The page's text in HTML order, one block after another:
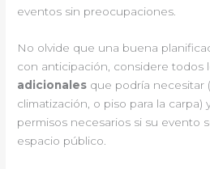
eventos sin preocupaciones.
No olvide que una buena
con anticipación, considere todos
adicionales que podría necesitar
climatización, o piso para la carpa)
permisos necesarios si su evento
espacio público.